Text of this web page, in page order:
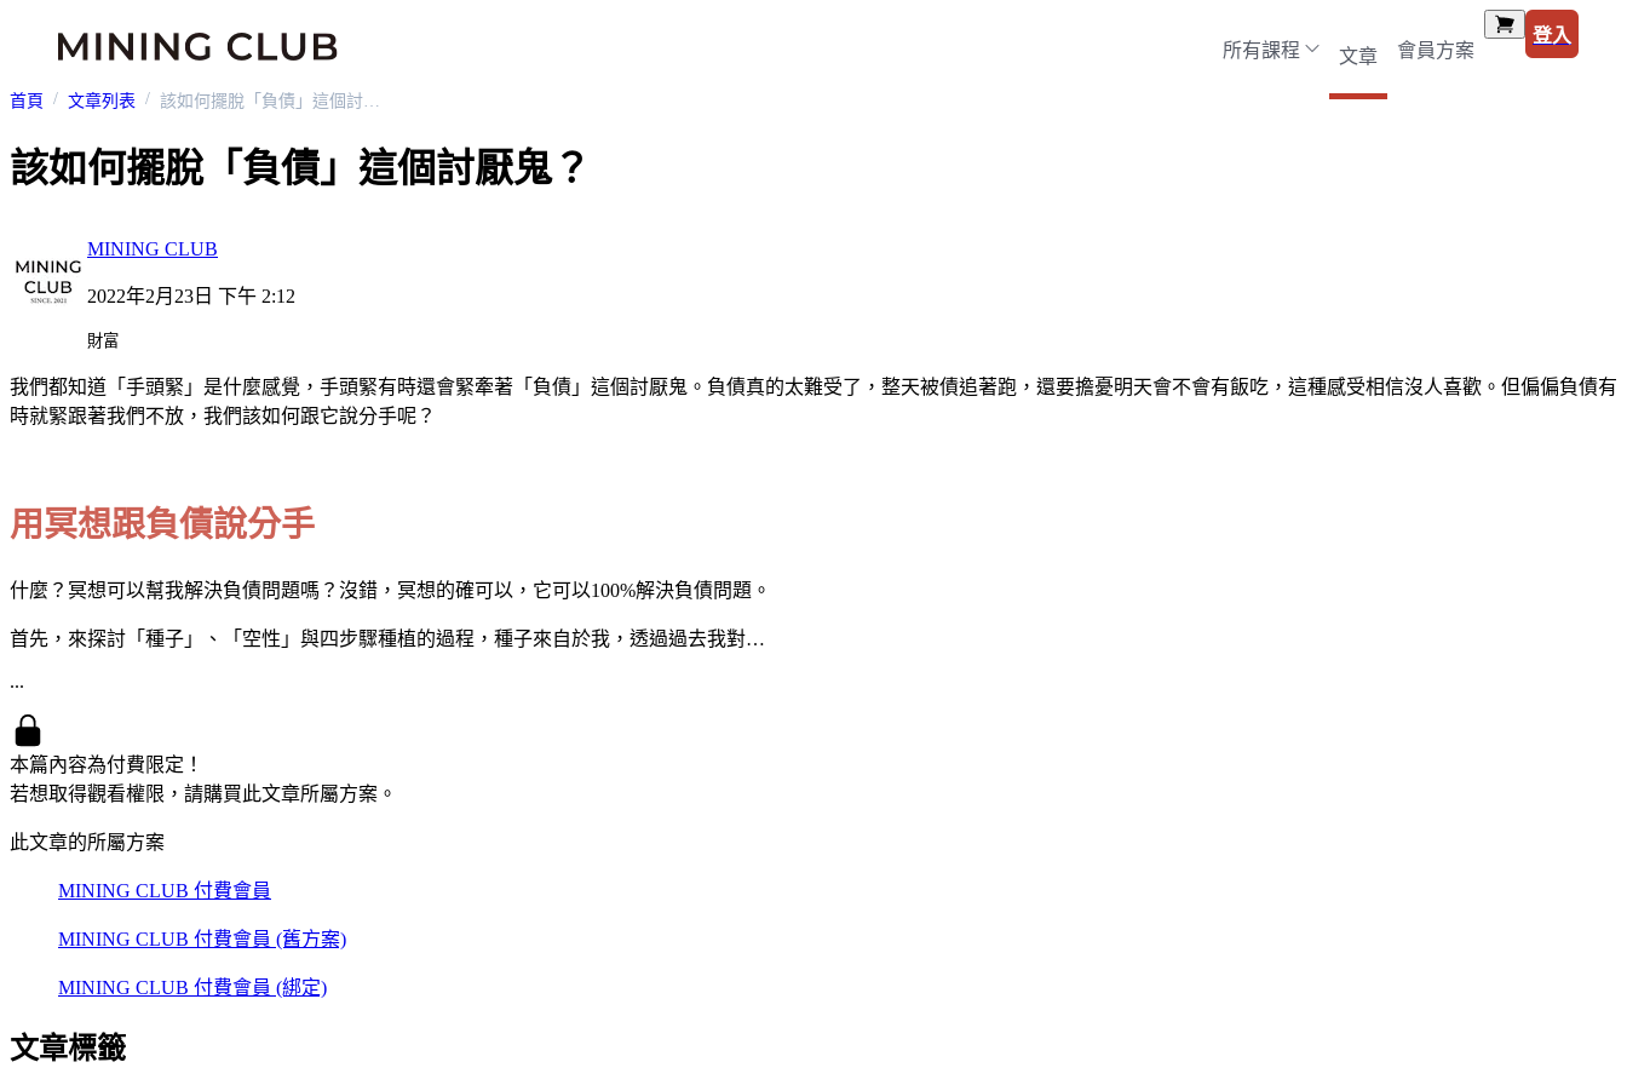
所有課程 文章 會員方案
登入
首頁 文章列表 該如何擺脫「負債」這個討厭鬼？
該如何擺脫「負債」這個討厭鬼？
MINING CLUB
2022年2月23日 下午 2:12
財富
我們都知道「手頭緊」是什麼感覺，手頭緊有時還會緊牽著「負債」這個討厭鬼。負債真的太難受了，整天被債追著跑，還要擔憂明天會不會有飯吃，這種感受相信沒人喜歡。但偏偏負債有
時就緊跟著我們不放，我們該如何跟它說分手呢？
用冥想跟負債說分手
什麼？冥想可以幫我解決負債問題嗎？沒錯，冥想的確可以，它可以100%解決負債問題。
首先，來探討「種子」、「空性」與四步驟種植的過程，種子來自於我，透過過去我對…
...
本篇內容為付費限定！
若想取得觀看權限，請購買此文章所屬方案。
此文章的所屬方案
MINING CLUB 付費會員
MINING CLUB 付費會員 (舊方案)
MINING CLUB 付費會員 (綁定)
文章標籤